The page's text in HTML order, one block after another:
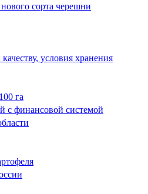
сорта черешни
условия хранения
га
с финансовой системой